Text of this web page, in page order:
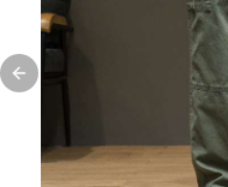
Previous slide